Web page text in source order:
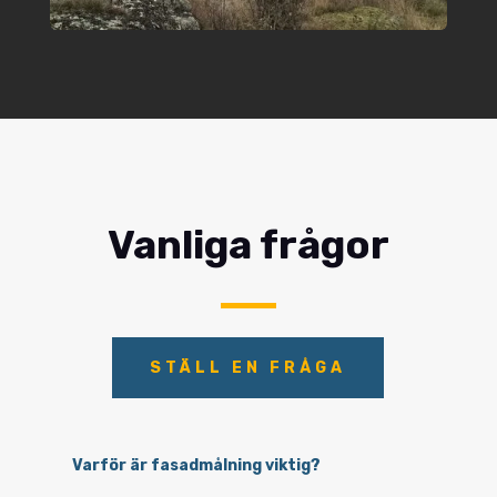
Vanliga frågor
STÄLL EN FRÅGA
Varför är fasadmålning viktig?